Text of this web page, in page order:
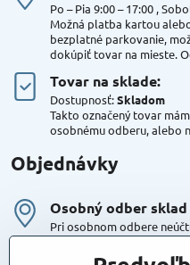
Po – Pia 9:00 – 17:00 ,
Možná platba kartou
bezplatné parkovanie,
dokúpiť tovar na mieste.
Tovar na sklade:
Dostupnosť:Skladom
Takto označený tovar
osobnému odberu, alebo
Objednávky
Osobný odber
Pri osobnom odbere
Kuriér DPD , Geis